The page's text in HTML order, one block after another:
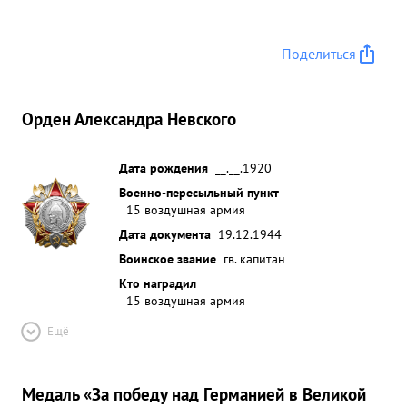
Поделиться
Орден Александра Невского
Дата рождения
__.__.1920
Военно-пересыльный пункт
15 воздушная армия
Дата документа 19.12.1944
Воинское звание гв. капитан
Кто наградил
15 воздушная армия
Ещё
Медаль «За победу над Германией в Великой